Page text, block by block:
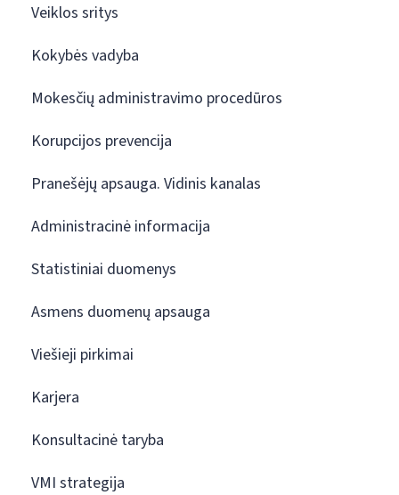
Veiklos sritys
Kokybės vadyba
Mokesčių administravimo procedūros
Korupcijos prevencija
Pranešėjų apsauga. Vidinis kanalas
Administracinė informacija
Statistiniai duomenys
Asmens duomenų apsauga
Viešieji pirkimai
Karjera
Konsultacinė taryba
VMI strategija